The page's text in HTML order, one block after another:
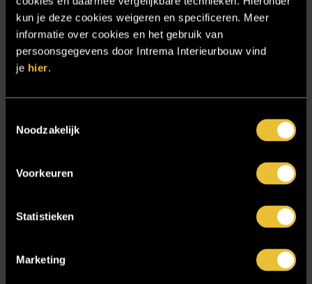
kun je deze cookies weigeren en specificeren. Meer
informatie over cookies en het gebruik van
persoonsgegevens door Intrema Interieurbouw vind
je hier.
Noodzakelijk
Voorkeuren
Statistieken
Marketing
Projecten
Referenties
Samenwerken
SIDN
TV lift